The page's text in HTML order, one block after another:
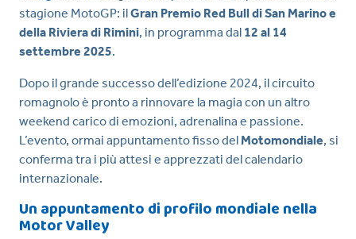
stagione MotoGP: ilGran Premio Red Bull di San Marino e
della Riviera di Rimini, in programma dal 12 al 14
settembre 2025.
Dopo il grande successo dell’edizione 2024, il circuito
romagnolo è pronto a rinnovare la magia con un altro
weekend carico di emozioni, adrenalina e passione.
L’evento, ormai appuntamento fisso del Motomondiale, si
conferma tra i più attesi e apprezzati del calendario
internazionale.
Un appuntamento di profilo mondiale nella
Motor Valley